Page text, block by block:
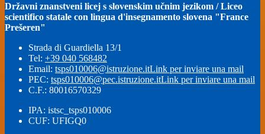
Državni znanstveni licej s slovenskim učnim jezikom / Liceo
scientifico statale con lingua d'insegnamento slovena "France
Prešeren"
Strada di Guardiella 13/1
Tel: +39 040 568482
Email: tsps010006@istruzione.itLink per inviare una mail
PEC: tsps010006@pec.istruzione.itLink per inviare una mail
C.F.: 80016570329
IPA: istsc_tsps010006
CUF: UFIGQ0